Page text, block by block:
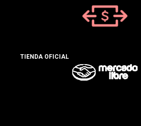
TIENDA OFICIAL